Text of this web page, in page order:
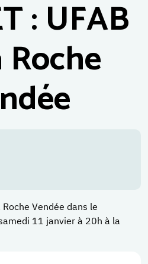
: UFAB
Roche Vendée dans le
11 janvier à 20h à la